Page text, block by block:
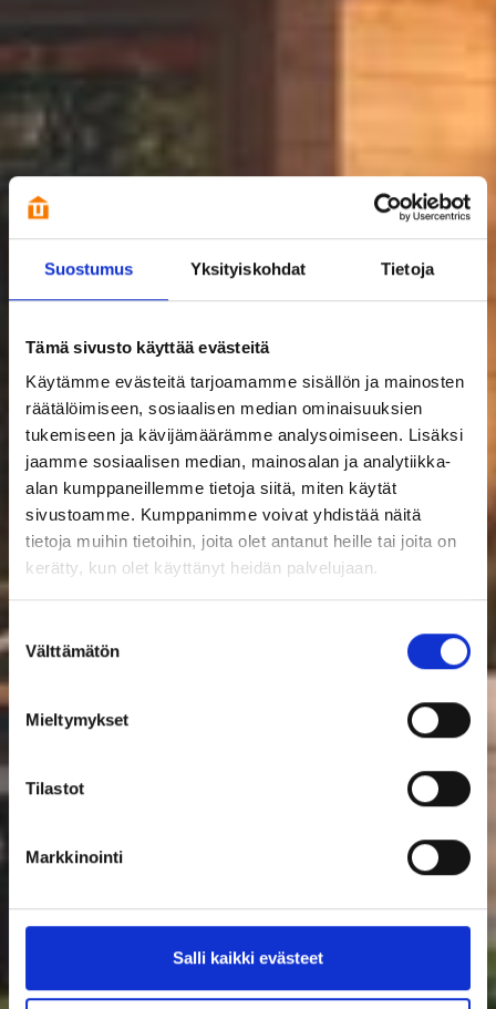
Suostumus Yksityiskohdat Tietoja
Tämä sivusto käyttää evästeitä
Käytämme evästeitä tarjoamamme sisällön ja mainosten
räätälöimiseen, sosiaalisen median ominaisuuksien
tukemiseen ja kävijämäärämme analysoimiseen. Lisäksi
jaamme sosiaalisen median, mainosalan ja analytiikka-
alan kumppaneillemme tietoja siitä, miten käytät
sivustoamme. Kumppanimme voivat yhdistää näitä
tietoja muihin tietoihin, joita olet antanut heille tai joita on
kerätty, kun olet käyttänyt heidän palvelujaan.
Suostumuksen
valinta
Välttämätön
Mieltymykset
Tilastot
Markkinointi
Salli kaikki evästeet